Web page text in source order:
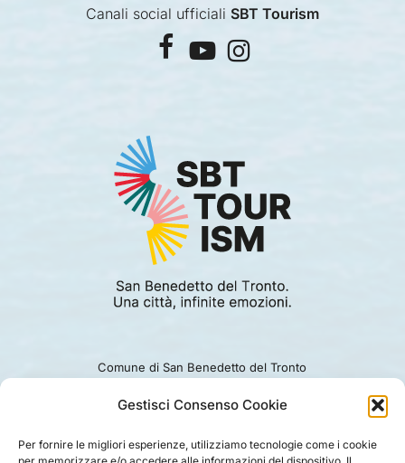
Gestisci Consenso Cookie
Per fornire le migliori esperienze, utilizziamo tecnologie come i cookie
Canali social ufficiali SBT Tourism
facebook
youtubeinstagram
Comune di San Benedetto del Tronto
Ufficio turismo: 0735.794229